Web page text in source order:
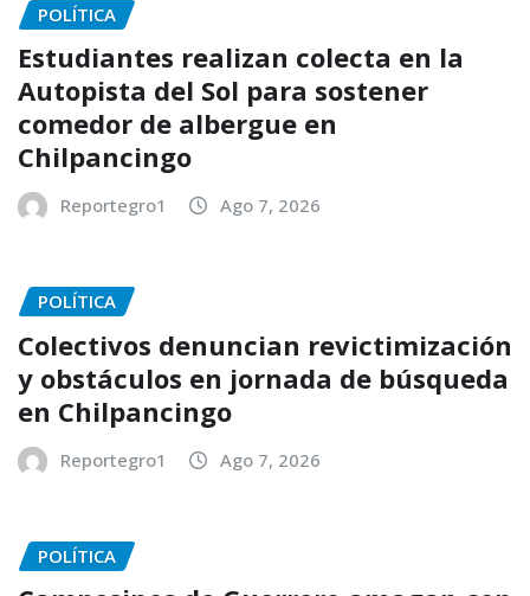
POLÍTICA
Estudiantes realizan colecta en la
Autopista del Sol para sostener
comedor de albergue en
Chilpancingo
Reportegro1 Ago 7, 2026
POLÍTICA
Colectivos denuncian revictimización
y obstáculos en jornada de búsqueda
en Chilpancingo
Reportegro1 Ago 7, 2026
POLÍTICA